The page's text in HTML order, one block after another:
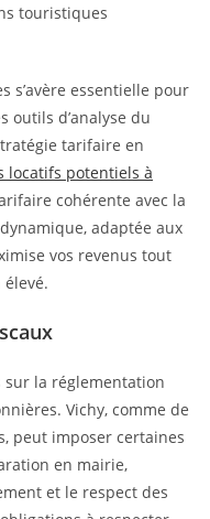
touristiques
s’avère essentielle pour
outils d’analyse du
tarifaire en
locatifs potentiels à
cohérente avec la
adaptée aux
vos revenus tout
sur la réglementation
Vichy, comme de
peut imposer certaines
en mairie,
et le respect des